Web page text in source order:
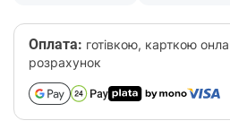
Оплата: готівкою, карткою
розрахунок